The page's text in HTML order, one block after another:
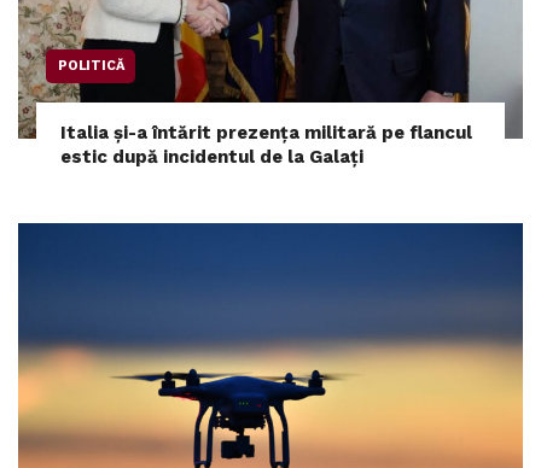
POLITICĂ
Italia și-a întărit prezența militară pe flancul
estic după incidentul de la Galați